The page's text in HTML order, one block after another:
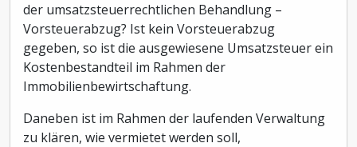
der umsatzsteuerrechtlichen Behandlung –
Vorsteuerabzug? Ist kein Vorsteuerabzug
gegeben, so ist die ausgewiesene Umsatzsteuer ein
Kostenbestandteil im Rahmen der
Immobilienbewirtschaftung.
Daneben ist im Rahmen der laufenden Verwaltung
zu klären, wie vermietet werden soll,